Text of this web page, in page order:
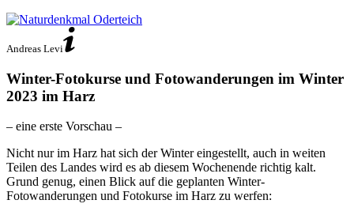
Andreas Levi
Winter-Fotokurse und Fotowanderungen im Winter
2023 im Harz
– eine erste Vorschau –
Nicht nur im Harz hat sich der Winter eingestellt, auch in weiten
Teilen des Landes wird es ab diesem Wochenende richtig kalt.
Grund genug, einen Blick auf die geplanten Winter-
Fotowanderungen und Fotokurse im Harz zu werfen: